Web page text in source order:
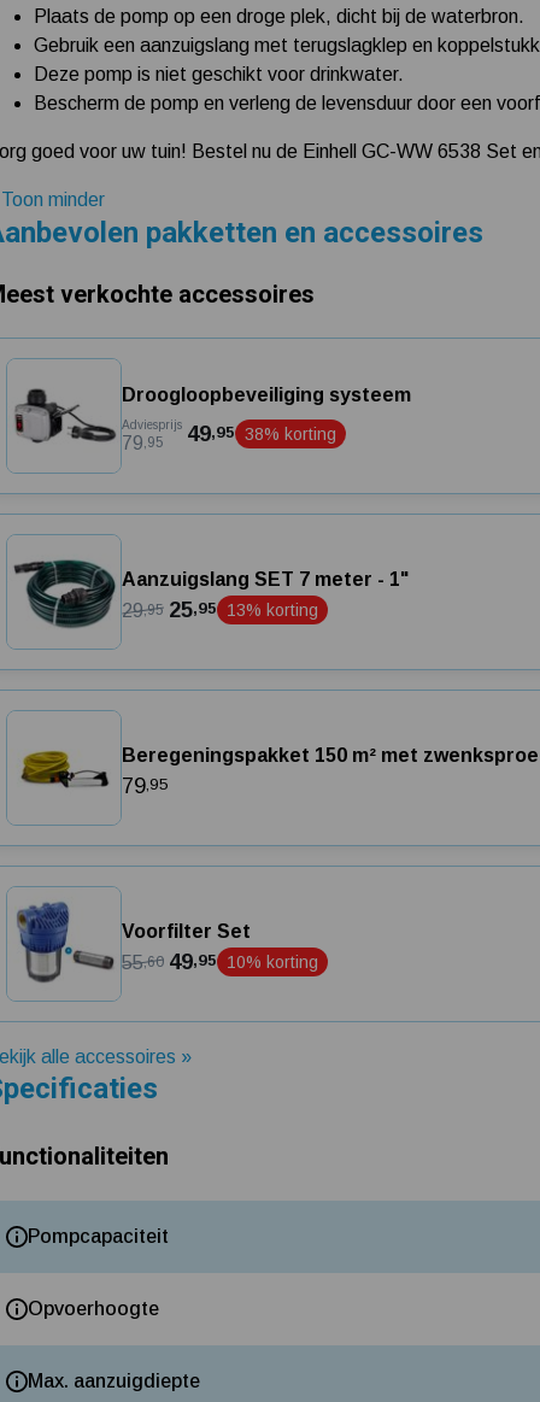
Plaats de pomp op een droge plek, dicht bij de waterbron.
Gebruik een aanzuigslang met terugslagklep en
Deze pomp is niet geschikt voor drinkwater.
Bescherm de pomp en verleng de levensduur door een
goed voor uw tuin! Bestel nu de Einhell GC-WW 6538 Set
minder
pakketten en accessoires
verkochte accessoires
Droogloopbeveiliging systeem
Adviesprijs
79 ,95 49,95 38% korting
Aanzuigslang SET 7 meter - 1"
29,95 25,95 13% korting
Beregeningspakket 150 m² met
79,95
Voorfilter Set
55,60 49,95 10% korting
alle accessoires »
Pompcapaciteit
Opvoerhoogte
Max. aanzuigdiepte